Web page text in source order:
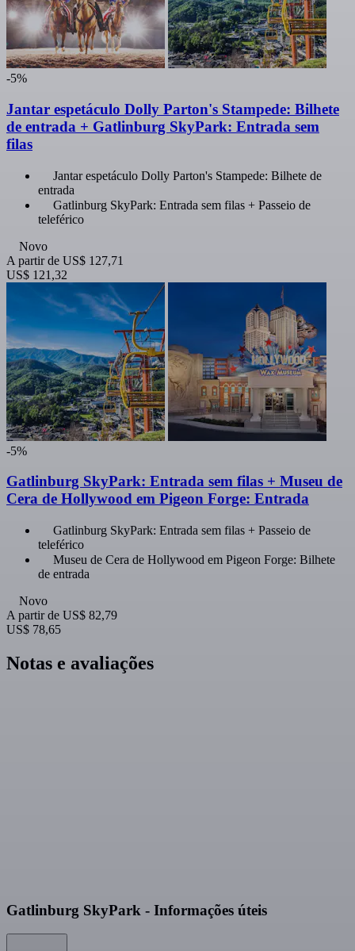
-5%
Jantar espetáculo Dolly Parton's Stampede: Bilhete
de entrada + Gatlinburg SkyPark: Entrada sem
filas
Jantar espetáculo Dolly Parton's Stampede: Bilhete de
entrada
Gatlinburg SkyPark: Entrada sem filas + Passeio de
teleférico
Novo
A partir de US$ 127,71
US$ 121,32
-5%
Gatlinburg SkyPark: Entrada sem filas + Museu de
Cera de Hollywood em Pigeon Forge: Entrada
Gatlinburg SkyPark: Entrada sem filas + Passeio de
teleférico
Museu de Cera de Hollywood em Pigeon Forge: Bilhete
de entrada
Novo
A partir de US$ 82,79
US$ 78,65
Notas e avaliações
Gatlinburg SkyPark - Informações úteis